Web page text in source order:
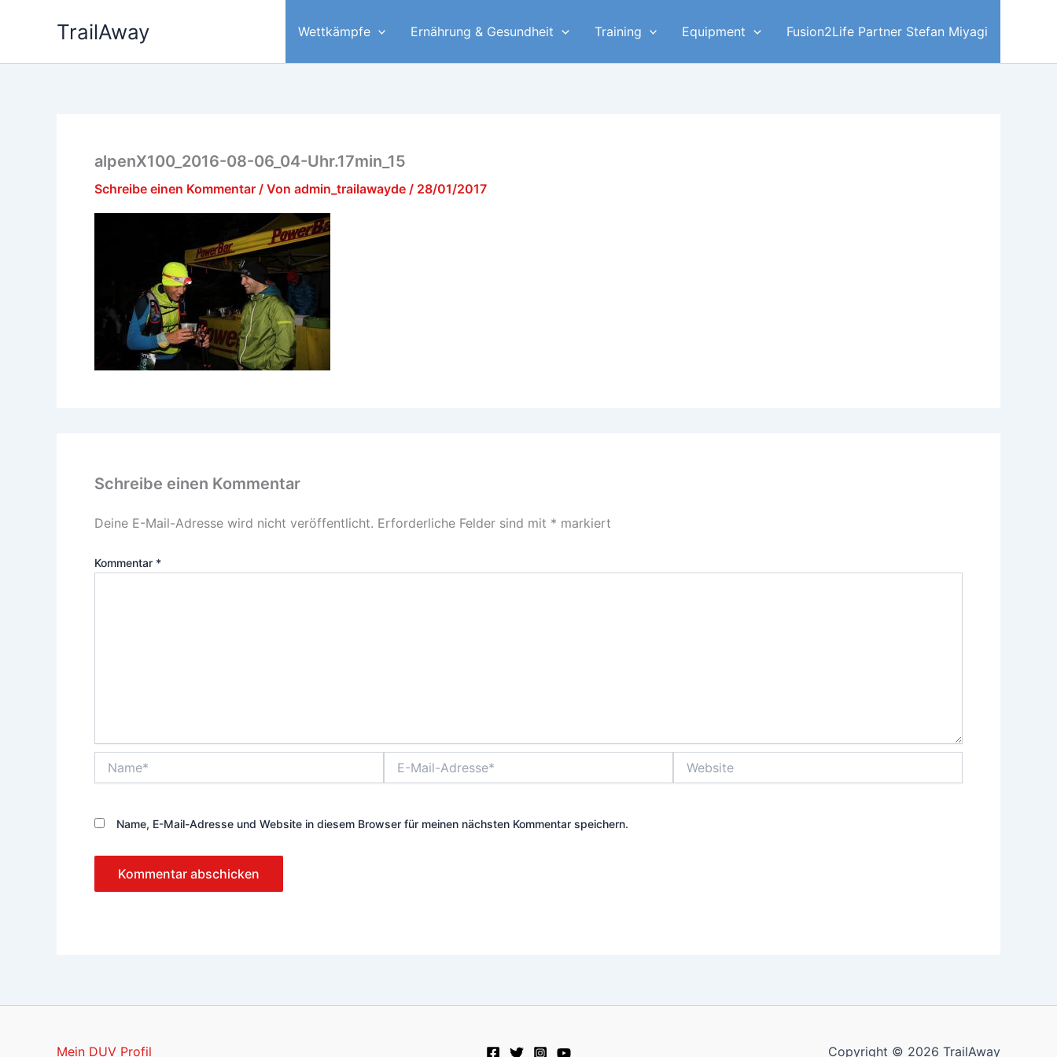
TrailAway Wettkämpfe Ernährung & Gesundheit Training Equipment Fusion2Life Partner Stefan Miyagi
alpenX100_2016-08-06_04-Uhr.17min_15
Schreibe einen Kommentar / Von admin_trailawayde / 28/01/2017
Schreibe einen Kommentar
Deine E-Mail-Adresse wird nicht veröffentlicht. Erforderliche Felder sind mit * markiert
Kommentar *
Mail-
Name, E-Mail-Adresse und Website in diesem Browser für meinen nächsten Kommentar speichern.
Mein DUV Profil Copyright © 2026 TrailAway